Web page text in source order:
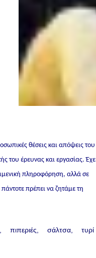
θέσεις και απόψεις του
του έρευνας και εργασίας.
πληροφόρηση, αλλά σε
πρέπει να ζητάμε τη
πιπεριές σάλτσα
τυρί